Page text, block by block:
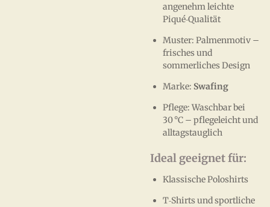
angenehm leichte
Piqué‑Qualität
Muster: Palmenmotiv –
frisches und
sommerliches Design
Marke: Swafing
Pflege: Waschbar bei
30 °C – pflegeleicht und
alltagstauglich
Ideal geeignet für:
Klassische Poloshirts
T‑Shirts und sportliche